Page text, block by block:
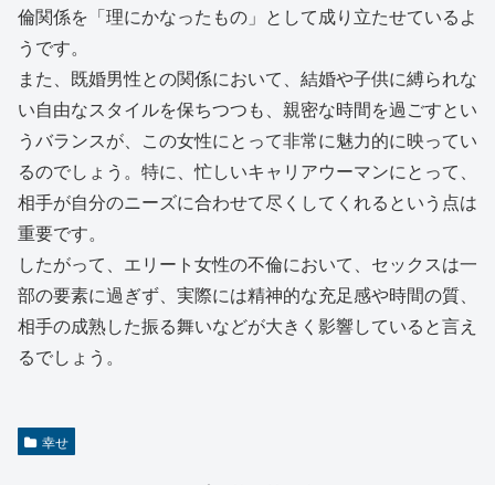
倫関係を「理にかなったもの」として成り立たせているよ
うです。
また、既婚男性との関係において、結婚や子供に縛られな
い自由なスタイルを保ちつつも、親密な時間を過ごすとい
うバランスが、この女性にとって非常に魅力的に映ってい
るのでしょう。特に、忙しいキャリアウーマンにとって、
相手が自分のニーズに合わせて尽くしてくれるという点は
重要です。
したがって、エリート女性の不倫において、セックスは一
部の要素に過ぎず、実際には精神的な充足感や時間の質、
相手の成熟した振る舞いなどが大きく影響していると言え
るでしょう。
幸せ